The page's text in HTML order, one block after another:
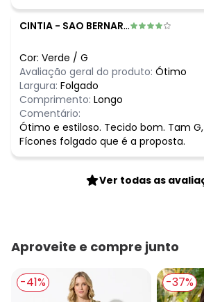
CINTIA - SAO BERNARDO DO CAMPO - SP
Cor: Verde / G
Avaliação geral do produto: Ótimo
Largura: Folgado
Comprimento: Longo
Comentário:
Ótimo e estiloso. Tecido bom. Tam G,
Fícones folgado que é a proposta.
Ver todas as
Aproveite e compre junto
-41% -37%